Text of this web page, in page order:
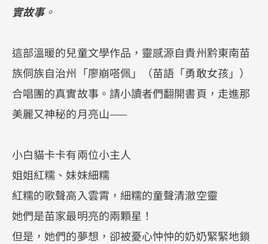
實故事。
這部溫暖的兒童文學作品，靈感源自貴州黔東南苗
族侗族自治州「廖崩嗒佩」（苗語「勇敢女孩」）
合唱團的真實故事。請小讀者們翻開書頁，走進那
美麗又神秘的月亮山——
小白貓卡卡有兩位小主人
姐姐紅糯、妹妹細糯
紅糯的歌聲高入雲霄，細糯的童聲清澈空靈
她們是苗家最明亮的兩顆星！
但是，她們的夢想，卻被憂心忡忡的奶奶緊緊地鎖